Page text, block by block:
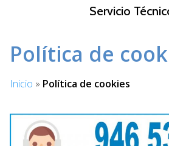
Servicio
Política de
Inicio » Política de cookies